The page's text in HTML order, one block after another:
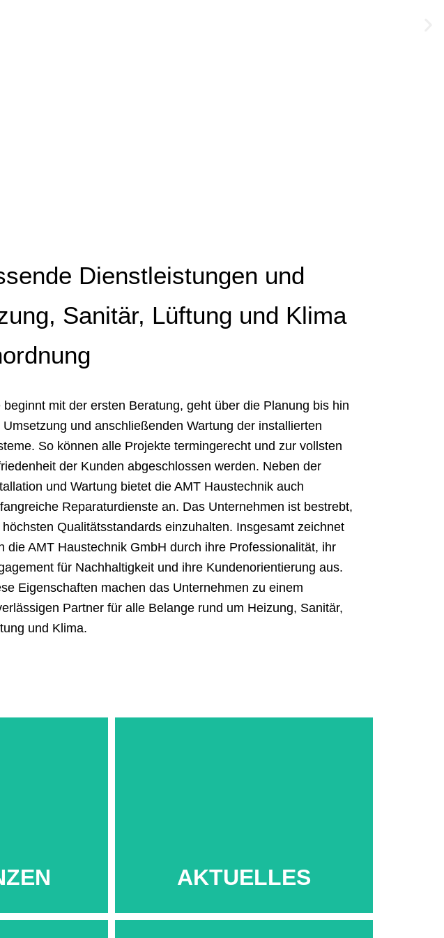
Dienstleistungen und
Sanitär, Lüftung und Klima
beginnt mit der ersten Beratung, geht über die Planung bis hin
Umsetzung und anschließenden Wartung der installierten
So können alle Projekte termingerecht und zur vollsten
der Kunden abgeschlossen werden. Neben der
und Wartung bietet die AMT Haustechnik auch
Reparaturdienste an. Das Unternehmen ist bestrebt,
höchsten Qualitätsstandards einzuhalten. Insgesamt zeichnet
die AMT Haustechnik GmbH durch ihre Professionalität, ihr
für Nachhaltigkeit und ihre Kundenorientierung aus.
Eigenschaften machen das Unternehmen zu einem
Partner für alle Belange rund um Heizung, Sanitär,
und Klima.
AKTUELLES